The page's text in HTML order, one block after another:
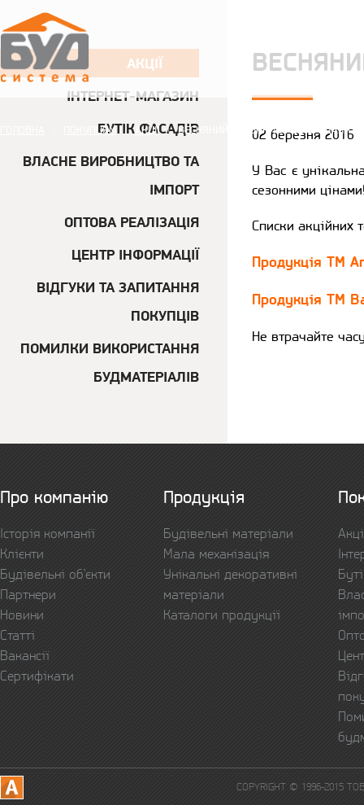
ПОКУПЦЯМ АКЦІЇ | ВЕСНЯНИЙ СЕЗОННИЙ РОЗПРОДАЖ!
АКЦІЇ
ІНТЕРНЕТ-МАГАЗИН
БУТІК ФАСАДІВ
ВЛАСНЕ ВИРОБНИЦТВО ТА
ІМПОРТ
ОПТОВА РЕАЛІЗАЦІЯ
ЦЕНТР ІНФОРМАЦІЇ
ВІДГУКИ ТА ЗАПИТАННЯ
ПОКУПЦІВ
ПОМИЛКИ ВИКОРИСТАННЯ
БУДМАТЕРІАЛІВ
02 березня 2016
У Вас є
сезонними
Списки акційних
Продукція ТМ
Продукція ТМ
Не втрачайте
Про компанію
Історія компанії
Клієнти
Будівельні об'єкти
Партнери
Новини
Статті
Вакансії
Сертифікати
Продукція
Будівельні матеріали
Мала механізація
Унікальні декоративні
матеріали
Каталоги продукції
COPYRIGHT © 1996-